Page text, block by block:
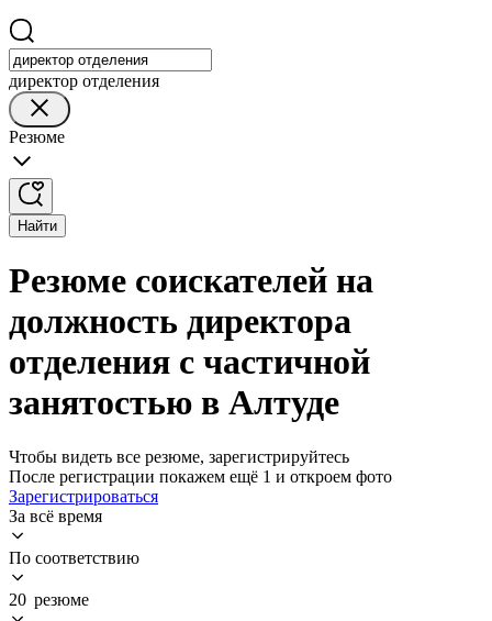
директор отделения
Резюме
Найти
Резюме соискателей на
должность директора
отделения с частичной
занятостью в Алтуде
Чтобы видеть все резюме, зарегистрируйтесь
После регистрации покажем ещё 1 и откроем фото
Зарегистрироваться
За всё время
По соответствию
20 резюме